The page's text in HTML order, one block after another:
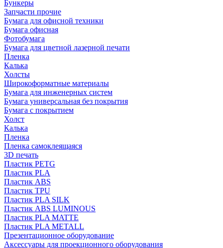
Бункеры
Запчасти прочие
Бумага для офисной техники
Бумага офисная
Фотобумага
Бумага для цветной лазерной печати
Пленка
Калька
Холсты
Широкоформатные материалы
Бумага для инженерных систем
Бумага универсальная без покрытия
Бумага с покрытием
Холст
Калька
Пленка
Пленка самоклеящаяся
3D печать
Пластик PETG
Пластик PLA
Пластик ABS
Пластик TPU
Пластик PLA SILK
Пластик ABS LUMINOUS
Пластик PLA MATTE
Пластик PLA METALL
Презентационное оборудование
Аксессуары для проекционного оборудования